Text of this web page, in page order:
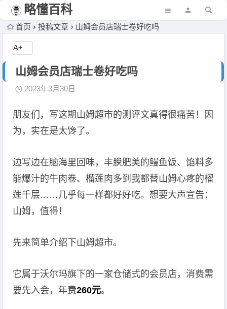
略懂百科
首页 投稿文章 山姆会员店瑞士卷好吃吗
山姆会员店瑞士卷好吃吗
2023年3月30日
朋友们，写这期山姆超市的测评文真得很痛苦！因
为，实在是太馋了。
边写边在脑海里回味，丰腴肥美的鳗鱼饭、馅料多
能爆汁的牛肉卷、榴莲肉多到我都替山姆心疼的榴
莲千层……几乎每一样都好好吃。想要大声宣告：
山姆，值得！
先来简单介绍下山姆超市。
它属于沃尔玛旗下的一家仓储式的会员店，消费需
要先入会，年费260元。
A+